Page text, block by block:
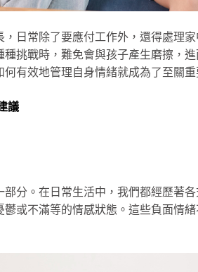
日常除了要應付工作外，還得處理
挑戰時，難免會與孩子產生磨擦，
有效地管理自身情緒就成為了至關重
議
分。在日常生活中，我們都經歷著
或不滿等的情感狀態。這些負面情